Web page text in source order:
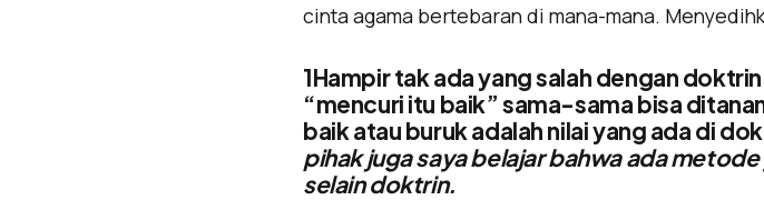
cinta agama bertebaran di mana-mana.
1Hampir tak ada yang salah dengan
“mencuri itu baik” sama-sama bisa
baik atau buruk adalah nilai yang ada di
pihak juga saya belajar bahwa ada
selain doktrin.